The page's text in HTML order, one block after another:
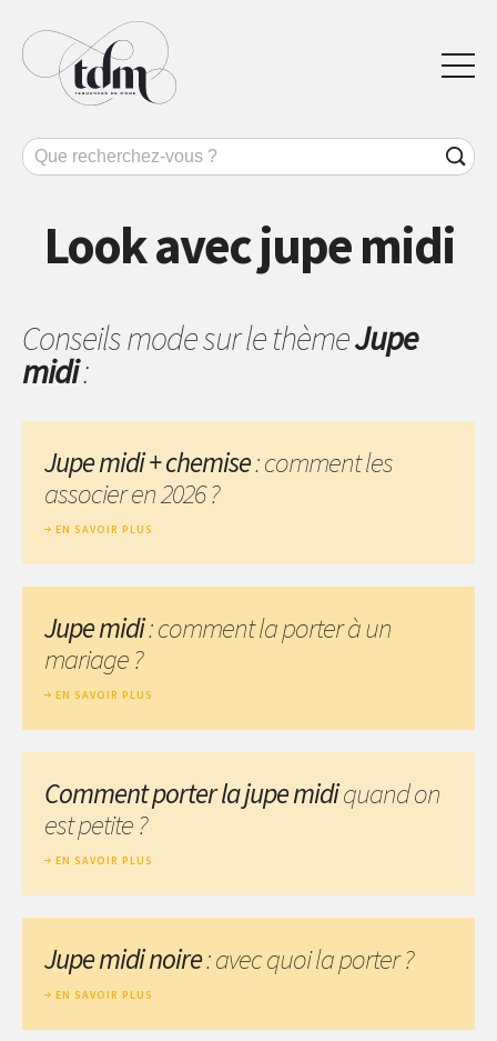
Look avec jupe midi
Conseils mode sur le thèmeJupe
midi:
Jupe midi + chemise: comment les
associer en 2026 ?
EN SAVOIR PLUS
Jupe midi: comment la porter à un
mariage ?
EN SAVOIR PLUS
Comment porter la jupe midiquand on
est petite ?
EN SAVOIR PLUS
Jupe midi noire: avec quoi la porter ?
EN SAVOIR PLUS